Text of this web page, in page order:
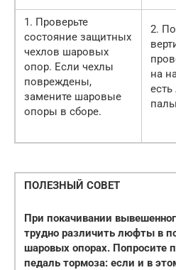
1. Проверьте
состояние защитных
чехлов шаровых
опор. Если чехлы
повреждены,
замените шаровые
опоры в сборе.
2.
на
ПОЛЕЗНЫЙ СОВЕТ
При покачивании
трудно различить люфты в
шаровых опорах. Попросите
педаль тормоза: если и в